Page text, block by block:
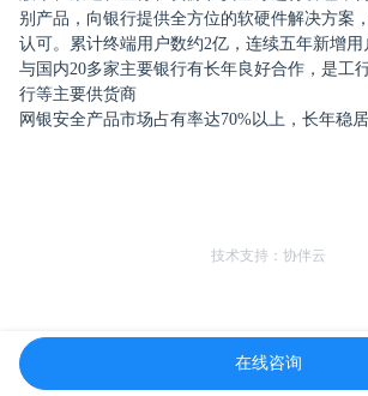
别产品，向银行提供全方位的软硬件解决方案
认可。累计终端用户数约2亿，连续五年新增用
与国内20多家主要银行有长年良好合作，是工
行等主要供货商
网银安全产品市场占有率达70%以上，长年稳
在线咨询
技术支持：协伴云